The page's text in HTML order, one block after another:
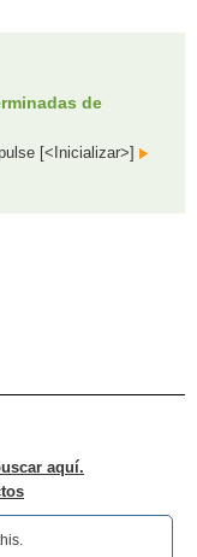
de
[<Inicializar>]
aquí.